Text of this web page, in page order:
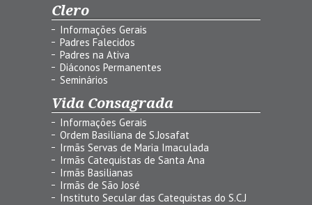
Clero
Informações Gerais
Padres Falecidos
Padres na Ativa
Diáconos Permanentes
Seminários
Vida Consagrada
Informações Gerais
Ordem Basiliana de S.Josafat
Irmãs Servas de Maria Imaculada
Irmãs Catequistas de Santa Ana
Irmãs Basilianas
Irmãs de São José
Instituto Secular das Catequistas do S.C.J